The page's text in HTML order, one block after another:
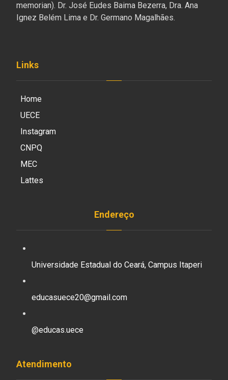
memorian). Dr. José Eudes Baima Bezerra, Dra. Ana
Ignez Belém Lima e Dr. Germano Magalhães.
Links
Home
UECE
Instagram
CNPQ
MEC
Lattes
Endereço
Universidade Estadual do Ceará, Campus Itaperi
educasuece20@gmail.com
@educas.uece
Atendimento